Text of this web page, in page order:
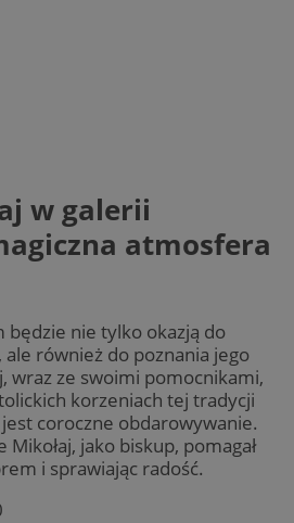
w galerii
atmosfera
będzie nie tylko okazją do
również do poznania jego
wraz ze swoimi pomocnikami,
korzeniach tej tradycji
coroczne obdarowywanie.
Mikołaj, jako biskup, pomagał
i sprawiając radość.